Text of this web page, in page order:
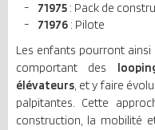
71975 : Pack de
71976 : Pilote
Les enfants pourront
comportant des
élévateurs, et y faire
palpitantes. Cette
construction, la mobilité